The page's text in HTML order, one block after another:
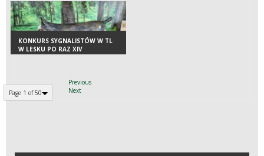
KONKURS SYGNALISTÓW W TL
W LESKU PO RAZ XIV
Page 1 of 50
Previous
Next